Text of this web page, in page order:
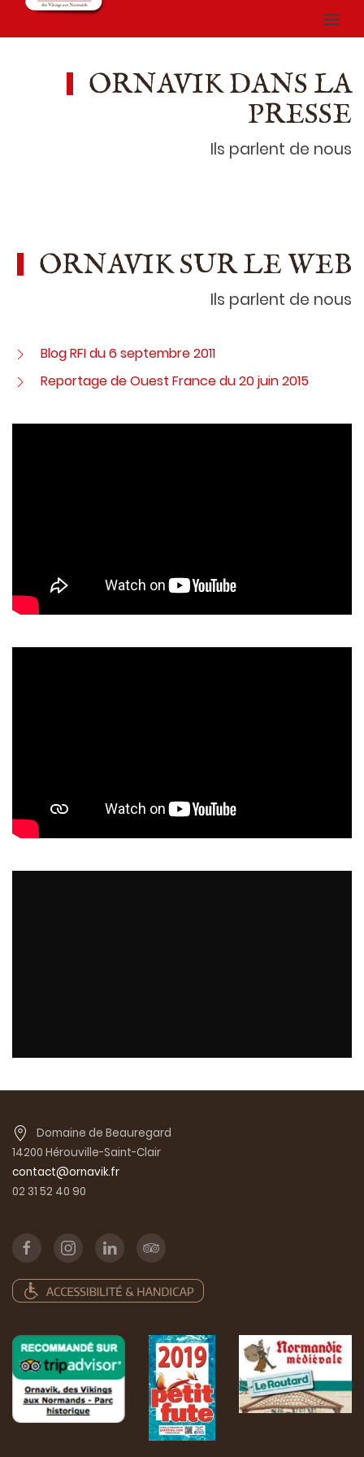
ORNAVIK DANS LA
PRESSE
Ils parlent de nous
ORNAVIK SUR LE WEB
Ils parlent de nous
Blog RFI du 6 septembre 2011
Reportage de Ouest France du 20 juin 2015
Domaine de Beauregard
14200 Hérouville-Saint-Clair
contact@ornavik.fr
02 31 52 40 90